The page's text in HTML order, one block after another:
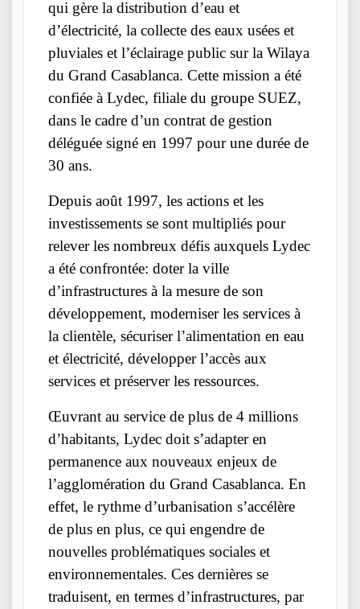
qui gère la distribution d’eau et
d’électricité, la collecte des eaux usées et
pluviales et l’éclairage public sur la Wilaya
du Grand Casablanca. Cette mission a été
confiée à Lydec, filiale du groupe SUEZ,
dans le cadre d’un contrat de gestion
déléguée signé en 1997 pour une durée de
30 ans.
Depuis août 1997, les actions et les
investissements se sont multipliés pour
relever les nombreux défis auxquels Lydec
a été confrontée: doter la ville
d’infrastructures à la mesure de son
développement, moderniser les services à
la clientèle, sécuriser l’alimentation en eau
et électricité, développer l’accès aux
services et préserver les ressources.
Œuvrant au service de plus de 4 millions
d’habitants, Lydec doit s’adapter en
permanence aux nouveaux enjeux de
l’agglomération du Grand Casablanca. En
effet, le rythme d’urbanisation s’accélère
de plus en plus, ce qui engendre de
nouvelles problématiques sociales et
environnementales. Ces dernières se
traduisent, en termes d’infrastructures, par